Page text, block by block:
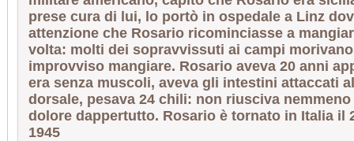
prese cura di lui, lo portò in ospedale a Linz
attenzione che Rosario ricominciasse a
volta: molti dei sopravvissuti ai campi
improvviso mangiare. Rosario aveva 20 anni
era senza muscoli, aveva gli intestini attaccati
dorsale, pesava 24 chili: non riusciva
dolore dappertutto. Rosario è tornato in Italia il
1945